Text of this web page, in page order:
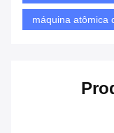
máquina atômica